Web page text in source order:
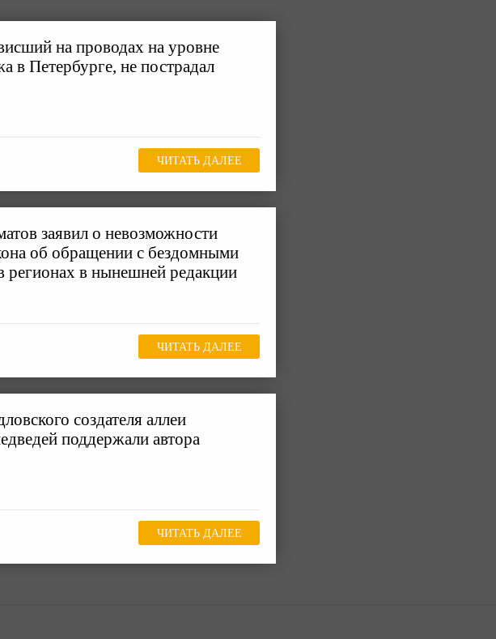
на проводах на уровне
в Петербурге, не пострадал
ЧИТАТЬ ДАЛЕЕ
заявил о невозможности
об обращении с бездомными
в нынешней редакции
ЧИТАТЬ ДАЛЕЕ
создателя аллеи
поддержали автора
ЧИТАТЬ ДАЛЕЕ